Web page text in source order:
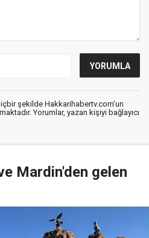
şekilde Hakkarihabertv.com’un
Yorumlar, yazan kişiyi bağlayıcı
Mardin'den gelen